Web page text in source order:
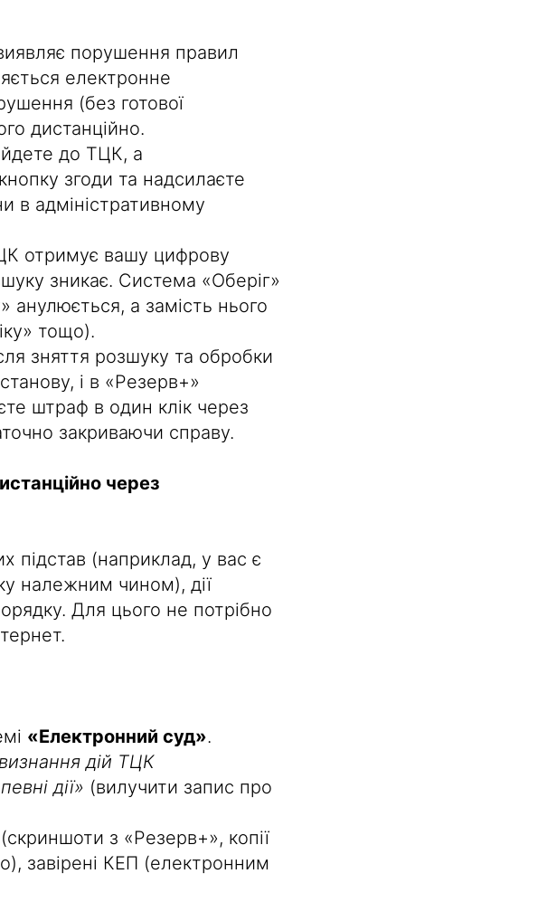
порушення правил
електронне
(без готової
дистанційно.
до ТЦК, а
згоди та надсилаєте
в адміністративному
отримує вашу цифрову
зникає. Система «Оберіг»
анулюється, а замість нього
тощо).
зняття розшуку та обробки
і в «Резерв+»
штраф в один клік через
закриваючи справу.
через
підстав (наприклад, у вас є
належним чином), дії
Для цього не потрібно
«Електронний суд».
дій ТЦК
дії» (вилучити запис про
з «Резерв+», копії
завірені КЕП (електронним